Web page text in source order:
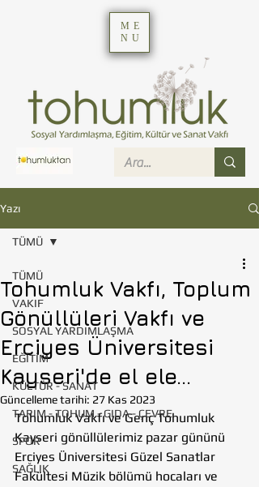
ME
NU
Yazı
TÜMÜ
VAKIF
SOSYAL YARDIMLAŞMA
EĞİTİM
KÜLTÜR - SANAT
TARIM - TOHUM - GIDA - ÇEVRE
SPOR
SAĞLIK
TÜMÜ
Tohumluk Vakfı, Toplum
Gönüllüleri Vakfı ve
Erciyes Üniversitesi
Kayseri'de el ele...
Güncelleme tarihi: 27 Kas 2023
Tohumluk Vakfı ve Genç Tohumluk
Kayseri gönüllülerimiz pazar gününü
Erciyes Üniversitesi Güzel Sanatlar
Fakültesi Müzik bölümü hocaları ve